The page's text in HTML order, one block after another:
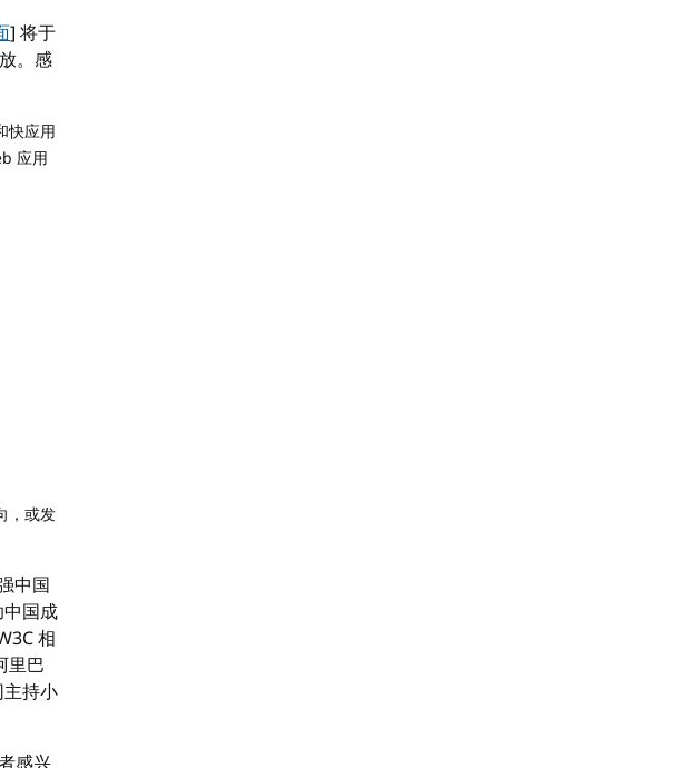
] 将于
。感
快应用
应用
，或发
中国
国成
相
里巴
持小